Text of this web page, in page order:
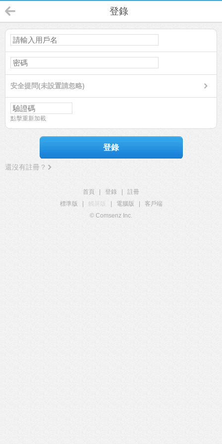
登錄
安全提問(未設置請忽略)
點擊重新加載
登錄
還沒有註冊？
首頁 登錄
註冊
標準版
觸屏版 電腦版
客戶端
© Comsenz Inc.